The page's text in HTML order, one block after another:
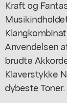
Kraft og
Anvendelsen
brudte
Klaverstykke
dybeste Toner.